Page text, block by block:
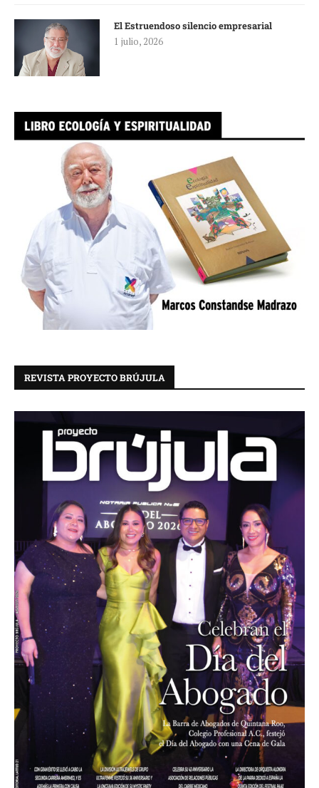
El Estruendoso silencio empresarial
1 julio, 2026
REVISTA PROYECTO BRÚJULA